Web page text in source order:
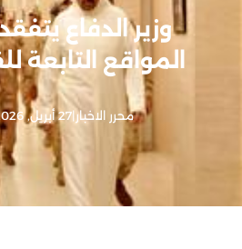
وزير الدفاع
المواقع التابعة
محرر الاخبار|27 أبريل, 2026